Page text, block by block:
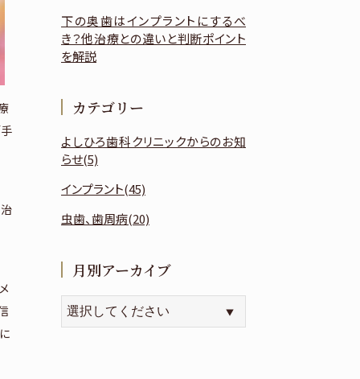
下の奥歯はインプラントにするべ
き？他治療との違いと判断ポイント
を解説
カテゴリー
よしひろ歯科クリニックからのお知
らせ(5)
インプラント(45)
虫歯、歯周病(20)
月別アーカイブ